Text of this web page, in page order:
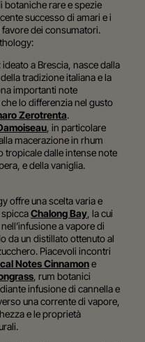
botaniche rare e spezie
successo di amari e i
dei consumatori.
: ideato a Brescia, nasce dalla
tradizione italiana e la
importanti note
lo differenzia nel gusto
Zerotrenta.
, in particolare
macerazione in rhum
tropicale dalle intense note
e della vaniglia.
offre una scelta varia e
spiccaChalong Bay , la cui
a vapore di
da un distillato ottenuto al
Piacevoli incontri
Notes Cinnamone
, rum botanici
infusione di cannella e
una corrente di vapore,
e le proprietà